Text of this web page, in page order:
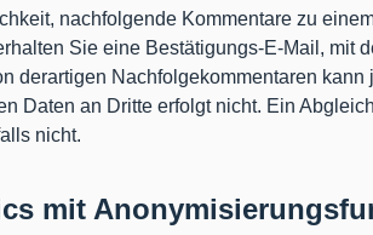
nachfolgende Kommentare zu
Sie eine Bestätigungs-E-Mail,
derartigen Nachfolgekommentaren
Daten an Dritte erfolgt nicht. Ein
nicht.
mit